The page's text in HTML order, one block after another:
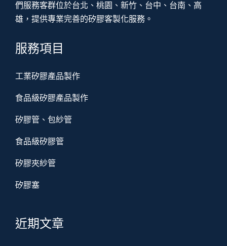
們服務客群位於台北、桃園、新竹、台中、台南、高
雄，提供專業完善的矽膠客製化服務。
服務項目
工業矽膠產品製作
食品級矽膠產品製作
矽膠管、包紗管
食品級矽膠管
矽膠夾紗管
矽膠塞
近期文章